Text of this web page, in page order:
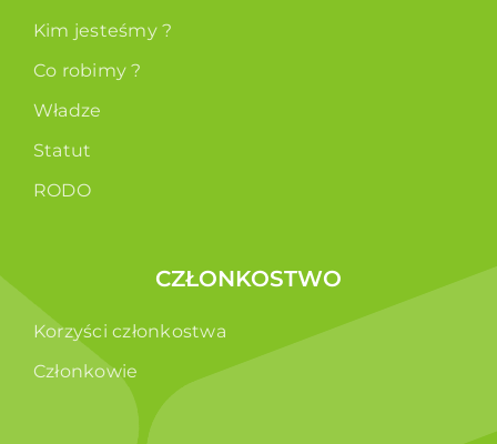
Kim jesteśmy ?
Co robimy ?
Władze
Statut
RODO
CZŁONKOSTWO
Korzyści członkostwa
Członkowie